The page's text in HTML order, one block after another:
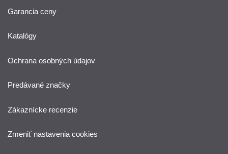
Garancia ceny
Katalógy
Ochrana osobných údajov
Predávané značky
Zákaznícke recenzie
Zmeniť nastavenia cookies